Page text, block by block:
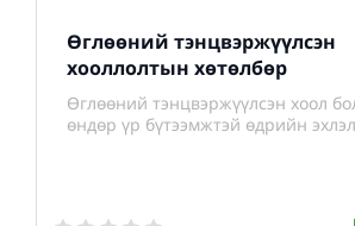
Өглөөний тэнцвэржүүлсэн
хооллолтын хөтөлбөр
Өглөөний тэнцвэржүүлсэн хоол
өндөр үр бүтээмжтэй өдрийн